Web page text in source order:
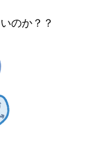
のか？？